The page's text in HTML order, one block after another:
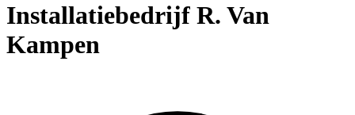
Installatiebedrijf R. Van
Kampen